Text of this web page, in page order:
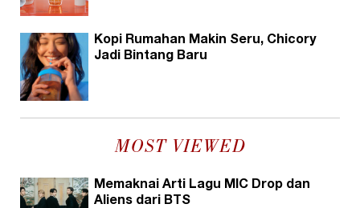
Kopi Rumahan Makin Seru, Chicory
Jadi Bintang Baru
MOST VIEWED
Memaknai Arti Lagu MIC Drop dan
Aliens dari BTS